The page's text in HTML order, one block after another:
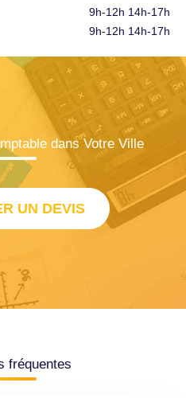
9h-12h 14h-17h
9h-12h 14h-17h
dans Votre Ville
UN DEVIS
fréquentes